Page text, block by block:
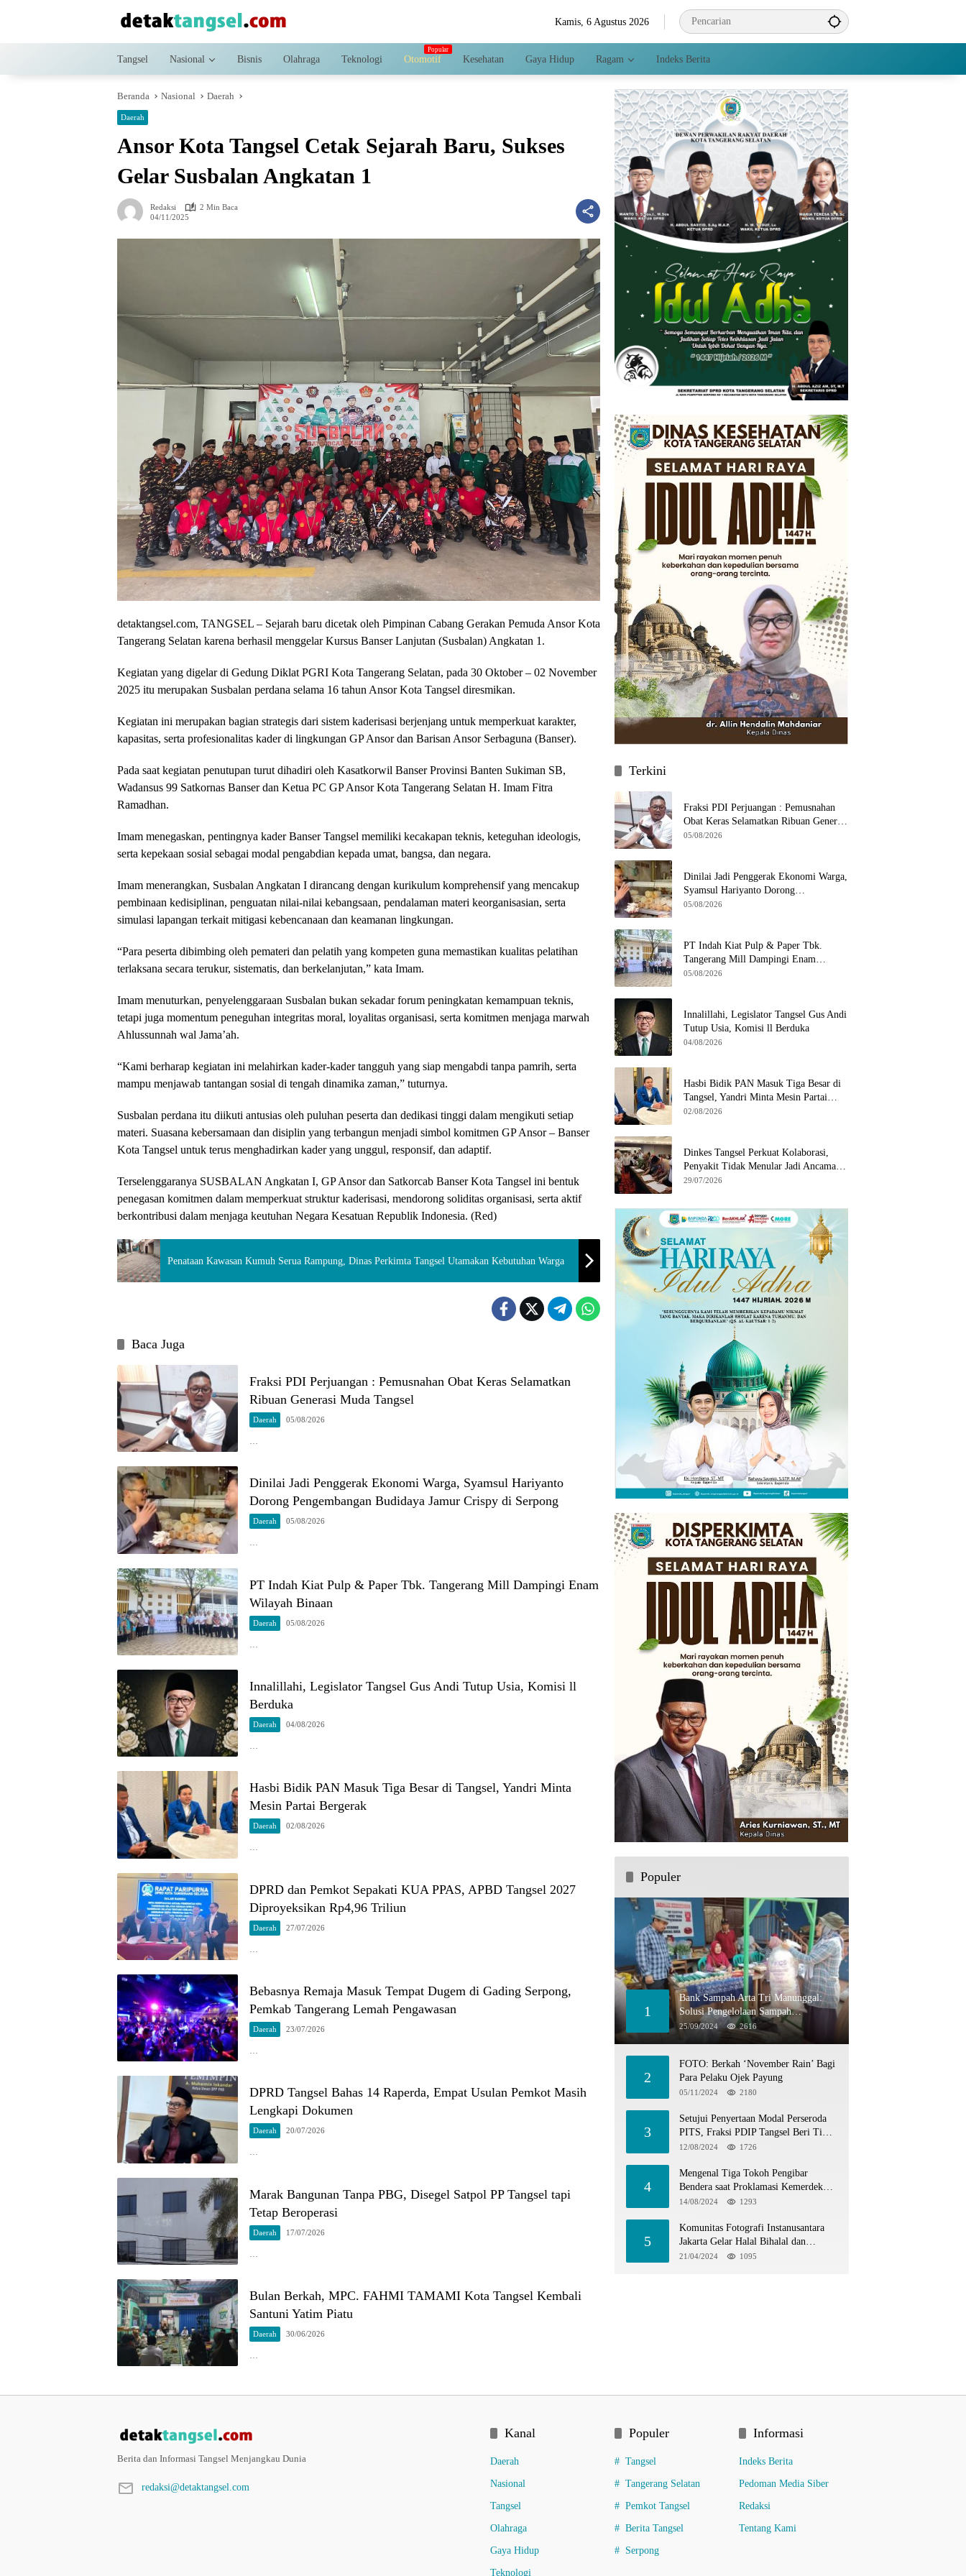
Kamis, 6 Agustus 2026
Tangsel Nasional Bisnis Olahraga Teknologi Otomotif Kesehatan Gaya Hidup Ragam Indeks Berita
Beranda Nasional Daerah
Daerah
Ansor Kota Tangsel Cetak Sejarah Baru, Sukses
Gelar Susbalan Angkatan 1
Redaksi
2 Min Baca
04/11/2025
detaktangsel.com, TANGSEL – Sejarah baru dicetak oleh Pimpinan Cabang Gerakan Pemuda Ansor Kota
Tangerang Selatan karena berhasil menggelar Kursus Banser Lanjutan (Susbalan) Angkatan 1.
Kegiatan yang digelar di Gedung Diklat PGRI Kota Tangerang Selatan, pada 30 Oktober – 02 November
2025 itu merupakan Susbalan perdana selama 16 tahun Ansor Kota Tangsel diresmikan.
Kegiatan ini merupakan bagian strategis dari sistem kaderisasi berjenjang untuk memperkuat karakter,
kapasitas, serta profesionalitas kader di lingkungan GP Ansor dan Barisan Ansor Serbaguna (Banser).
Pada saat kegiatan penutupan turut dihadiri oleh Kasatkorwil Banser Provinsi Banten Sukiman SB,
Wadansus 99 Satkornas Banser dan Ketua PC GP Ansor Kota Tangerang Selatan H. Imam Fitra
Ramadhan.
Imam menegaskan, pentingnya kader Banser Tangsel memiliki kecakapan teknis, keteguhan ideologis,
serta kepekaan sosial sebagai modal pengabdian kepada umat, bangsa, dan negara.
Imam menerangkan, Susbalan Angkatan I dirancang dengan kurikulum komprehensif yang mencakup
pembinaan kedisiplinan, penguatan nilai-nilai kebangsaan, pendalaman materi keorganisasian, serta
simulasi lapangan terkait mitigasi kebencanaan dan keamanan lingkungan.
“Para peserta dibimbing oleh pemateri dan pelatih yang kompeten guna memastikan kualitas pelatihan
terlaksana secara terukur, sistematis, dan berkelanjutan,” kata Imam.
Imam menuturkan, penyelenggaraan Susbalan bukan sekadar forum peningkatan kemampuan teknis,
tetapi juga momentum peneguhan integritas moral, loyalitas organisasi, serta komitmen menjaga marwah
Ahlussunnah wal Jama’ah.
“Kami berharap kegiatan ini melahirkan kader-kader tangguh yang siap mengabdi tanpa pamrih, serta
mampu menjawab tantangan sosial di tengah dinamika zaman,” tuturnya.
Susbalan perdana itu diikuti antusias oleh puluhan peserta dan dedikasi tinggi dalam mengikuti setiap
materi. Suasana kebersamaan dan disiplin yang terbangun menjadi simbol komitmen GP Ansor – Banser
Kota Tangsel untuk terus menghadirkan kader yang unggul, responsif, dan adaptif.
Terselenggaranya SUSBALAN Angkatan I, GP Ansor dan Satkorcab Banser Kota Tangsel ini bentuk
penegasan komitmen dalam memperkuat struktur kaderisasi, mendorong soliditas organisasi, serta aktif
berkontribusi dalam menjaga keutuhan Negara Kesatuan Republik Indonesia. (Red)
Penataan Kawasan Kumuh Serua Rampung, Dinas Perkimta Tangsel Utamakan Kebutuhan Warga
Baca Juga
Fraksi PDI Perjuangan : Pemusnahan Obat Keras Selamatkan
Ribuan Generasi Muda Tangsel
Daerah 05/08/2026
…
Dinilai Jadi Penggerak Ekonomi Warga, Syamsul Hariyanto
Dorong Pengembangan Budidaya Jamur Crispy di Serpong
Daerah 05/08/2026
…
PT Indah Kiat Pulp & Paper Tbk. Tangerang Mill Dampingi Enam
Wilayah Binaan
Daerah 05/08/2026
…
Innalillahi, Legislator Tangsel Gus Andi Tutup Usia, Komisi ll
Berduka
Daerah 04/08/2026
…
Hasbi Bidik PAN Masuk Tiga Besar di Tangsel, Yandri Minta
Mesin Partai Bergerak
Daerah 02/08/2026
…
DPRD dan Pemkot Sepakati KUA PPAS, APBD Tangsel 2027
Diproyeksikan Rp4,96 Triliun
Daerah 27/07/2026
Bebasnya Remaja Masuk Tempat Dugem di Gading Serpong,
Pemkab Tangerang Lemah Pengawasan
Daerah 23/07/2026
…
DPRD Tangsel Bahas 14 Raperda, Empat Usulan Pemkot Masih
Lengkapi Dokumen
Daerah 20/07/2026
…
Marak Bangunan Tanpa PBG, Disegel Satpol PP Tangsel tapi
Tetap Beroperasi
Daerah 17/07/2026
Bulan Berkah, MPC. FAHMI TAMAMI Kota Tangsel Kembali
Santuni Yatim Piatu
Daerah 30/06/2026
…
Terkini
Fraksi PDI Perjuangan : Pemusnahan
Obat Keras Selamatkan Ribuan Generasi
Muda Tangsel
05/08/2026
Dinilai Jadi Penggerak Ekonomi Warga,
Syamsul Hariyanto Dorong
Pengembangan Budidaya Jamur Crispy
05/08/2026
PT Indah Kiat Pulp & Paper Tbk.
Tangerang Mill Dampingi Enam
Wilayah Binaan
05/08/2026
Innalillahi, Legislator Tangsel Gus Andi
Tutup Usia, Komisi ll Berduka
04/08/2026
Hasbi Bidik PAN Masuk Tiga Besar di
Tangsel, Yandri Minta Mesin Partai
Bergerak
02/08/2026
Dinkes Tangsel Perkuat Kolaborasi,
Penyakit Tidak Menular Jadi Ancaman
Utama
29/07/2026
Populer
1
Bank Sampah Arta Tri Manunggal:
Solusi Pengelolaan Sampah
Berkelanjutan di Tangerang Selatan
25/09/2024 2616
2
FOTO: Berkah ‘November Rain’ Bagi
Para Pelaku Ojek Payung
05/11/2024 2180
3
Setujui Penyertaan Modal Perseroda
PITS, Fraksi PDIP Tangsel Beri Tiga
Catatan
12/08/2024 1726
4
Mengenal Tiga Tokoh Pengibar
Bendera saat Proklamasi Kemerdekaan
1945
14/08/2024 1293
5
Komunitas Fotografi Instanusantara
Jakarta Gelar Halal Bihalal dan
Hunting Bersama di TIM
21/04/2024 1095
Berita dan Informasi Tangsel Menjangkau Dunia
redaksi@detaktangsel.com
Kanal
Daerah
Nasional
Tangsel
Olahraga
Gaya Hidup
Teknologi
Populer
Tangsel
Tangerang Selatan
Pemkot Tangsel
Berita Tangsel
Serpong
Informasi
Indeks Berita
Pedoman Media Siber
Redaksi
Tentang Kami